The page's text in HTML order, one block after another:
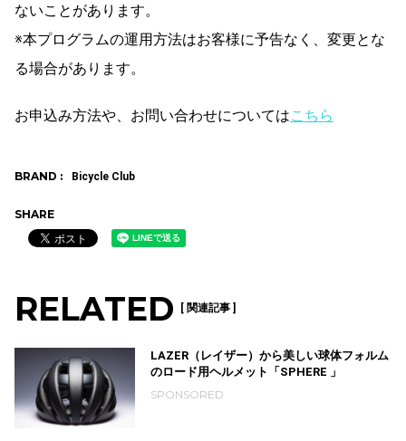
ないことがあります。
※本プログラムの運用方法はお客様に予告なく、変更とな
る場合があります。
お申込み方法や、お問い合わせについてはこちら
BRAND : Bicycle Club
SHARE
RELATED [ 関連記事 ]
LAZER（レイザー）から美しい球体フォルム
のロード用ヘルメット「SPHERE 」
SPONSORED